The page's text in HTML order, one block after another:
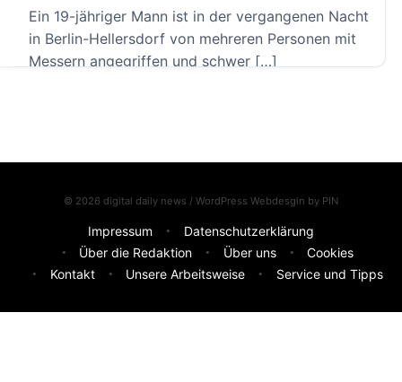
Ein 19-jähriger Mann ist in der vergangenen Nacht
in Berlin-Hellersdorf von mehreren Personen mit
Messern angegriffen und schwer […]
© 2026 digital daily news / WordPress Webdesgin by PIN
Impressum
Datenschutzerklärung
Über die Redaktion
Über uns
Cookies
Kontakt
Unsere Arbeitsweise Service und Tipps